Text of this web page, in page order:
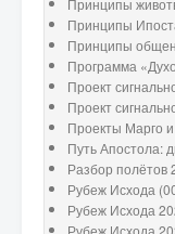
Принципы
Принципы
Программа
Проект
Проект
Проекты Марго
Путь Апостола:
Разбор полётов
Рубеж Исхода
Рубеж Исхода
Рубеж Исхода